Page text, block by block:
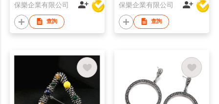
保樂企業有限公司
查詢
保樂企業有限公司
查詢